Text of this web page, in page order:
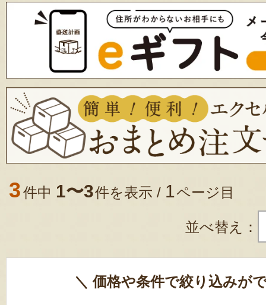
3件中 1〜3件を表示 / 1ページ目
並べ替え：
＼ 価格や条件で絞り込みが